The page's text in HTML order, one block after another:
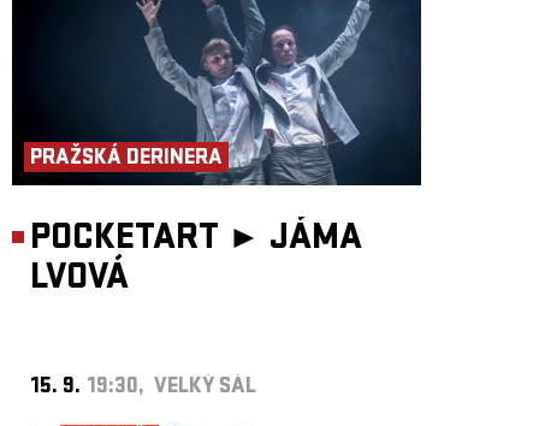
PRAŽSKÁ DERINERA
POCKETART ► JÁMA
LVOVÁ
15. 9. 19:30, VELKÝ SÁL